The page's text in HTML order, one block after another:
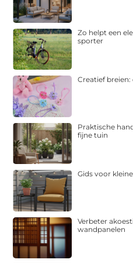
Zo helpt een
sporter
Creatief
Praktische
fijne tuin
Gids voor
Verbeter
wandpanelen